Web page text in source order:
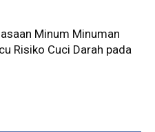
Minum Minuman
Risiko Cuci Darah pada